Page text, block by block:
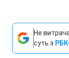
Не
суть з